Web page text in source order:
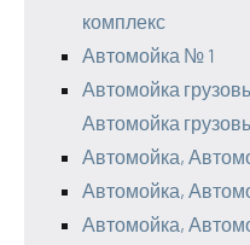
комплекс
Автомойка № 1
Автомойка
Автомойка
Автомойка,
Автомойка,
Автомойка,